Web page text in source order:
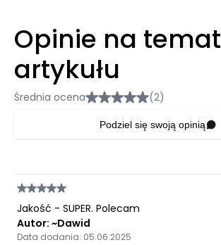
Opinie na temat
artykułu
Średnia ocena (2)
Podziel się swoją opinią
Jakość - SUPER. Polecam
Autor: ~Dawid
Data dodania: 05.06.2025